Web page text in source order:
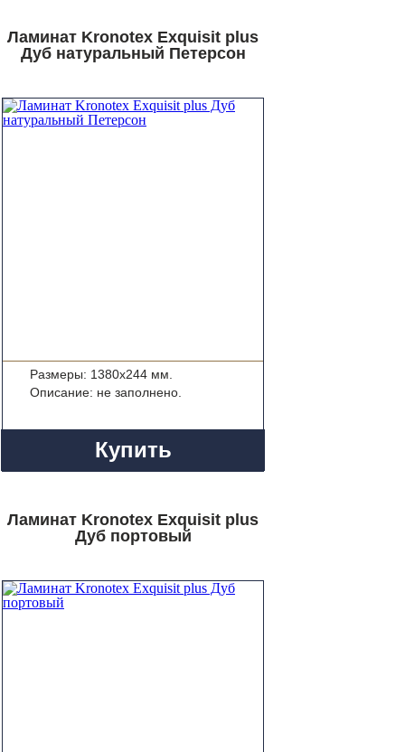
Ламинат Kronotex Exquisit plus
Дуб натуральный Петерсон
Размеры: 1380x244 мм.
Описание: не заполнено.
Купить
Ламинат Kronotex Exquisit plus
Дуб портовый